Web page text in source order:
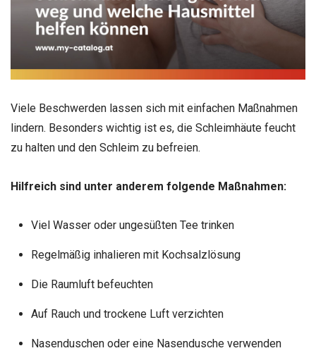
Viele Beschwerden lassen sich mit einfachen Maßnahmen
lindern. Besonders wichtig ist es, die Schleimhäute feucht
zu halten und den Schleim zu befreien.
Hilfreich sind unter anderem folgende Maßnahmen:
Viel Wasser oder ungesüßten Tee trinken
Regelmäßig inhalieren mit Kochsalzlösung
Die Raumluft befeuchten
Auf Rauch und trockene Luft verzichten
Nasenduschen oder eine Nasendusche verwenden